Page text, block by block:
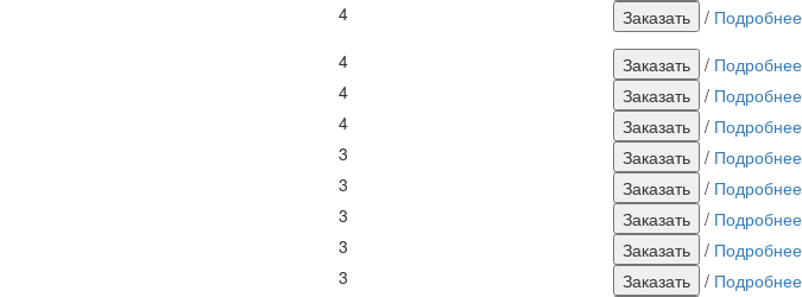
4 / Подробнее
4 / Подробнее
4 / Подробнее
4 / Подробнее
3 / Подробнее
3 / Подробнее
3 / Подробнее
3 / Подробнее
3 / Подробнее